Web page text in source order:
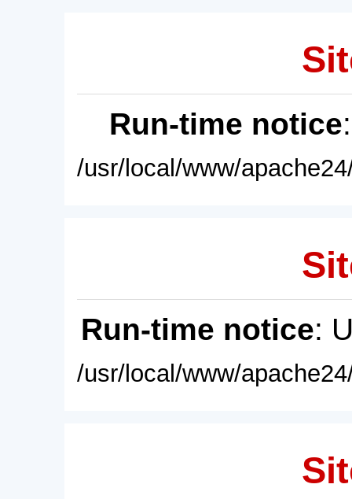
Run-time notice
/usr/local/www/
Run-time notice:
/usr/local/www/